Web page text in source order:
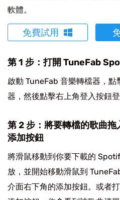
軟體。
免費試用
第 1 步：打開 TuneFab
啟動 TuneFab 音樂轉檔器，
器，然後點擊右上角登入按鈕
第 2 步：將要轉檔的歌曲
添加按鈕
將滑鼠移動到你要下載的
放，並開始移動滑鼠到
介面右下角的添加按鈕。或者